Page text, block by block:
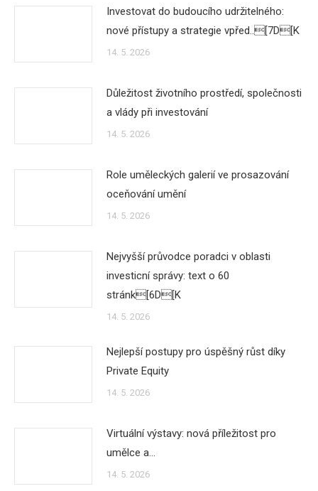
Investovat do budoucího udržitelného:
nové přístupy a strategie vpřed..[7D[K
14. 5. 2026
Důležitost životního prostředí, společnosti
a vlády při investování
14. 5. 2026
Role uměleckých galerií ve prosazování
oceňování umění
14. 5. 2026
Nejvyšší průvodce poradci v oblasti
investicní správy: text o 60
stránk[6D[K
14. 5. 2026
Nejlepší postupy pro úspěšný růst díky
Private Equity
14. 5. 2026
Virtuální výstavy: nová příležitost pro
umělce a…
14. 5. 2026